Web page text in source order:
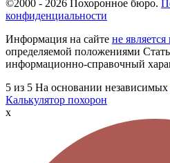
©2000 - 2026 Похоронное бюро.
конфиденциальности
Информация на сайте не
определяемой положениями
информационно-справочный
5 из 5 На основании независимых
Калькулятор похорон
x